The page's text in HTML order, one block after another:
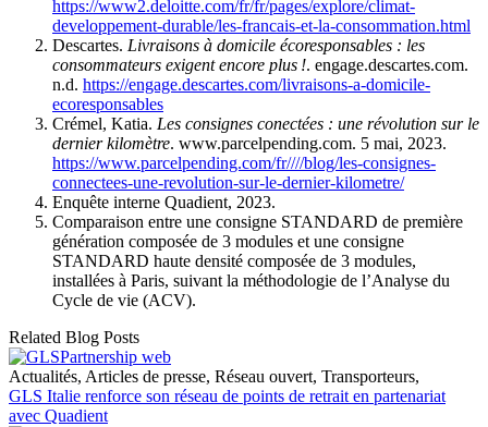
https://www2.deloitte.com/fr/fr/pages/explore/climat-
developpement-durable/les-francais-et-la-consommation.html
Descartes. Livraisons à domicile écoresponsables : les
consommateurs exigent encore plus !. engage.descartes.com.
n.d. https://engage.descartes.com/livraisons-a-domicile-
ecoresponsables
Crémel, Katia. Les consignes conectées : une révolution sur le
dernier kilomètre. www.parcelpending.com. 5 mai, 2023.
https://www.parcelpending.com/fr////blog/les-consignes-
connectees-une-revolution-sur-le-dernier-kilometre/
Enquête interne Quadient, 2023.
Comparaison entre une consigne STANDARD de première
génération composée de 3 modules et une consigne
STANDARD haute densité composée de 3 modules,
installées à Paris, suivant la méthodologie de l’Analyse du
Cycle de vie (ACV).
Related Blog Posts
Actualités, Articles de presse, Réseau ouvert, Transporteurs,
GLS Italie renforce son réseau de points de retrait en partenariat
avec Quadient